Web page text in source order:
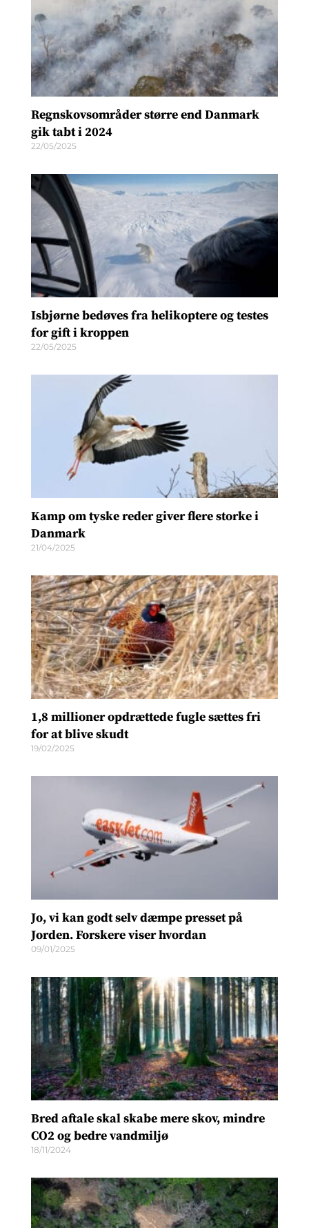
Regnskovsområder større end Danmark
gik tabt i 2024
22/05/2025
Isbjørne bedøves fra helikoptere og testes
for gift i kroppen
22/05/2025
Kamp om tyske reder giver flere storke i
Danmark
21/04/2025
1,8 millioner opdrættede fugle sættes fri
for at blive skudt
19/02/2025
Jo, vi kan godt selv dæmpe presset på
Jorden. Forskere viser hvordan
09/01/2025
Bred aftale skal skabe mere skov, mindre
CO2 og bedre vandmiljø
18/11/2024